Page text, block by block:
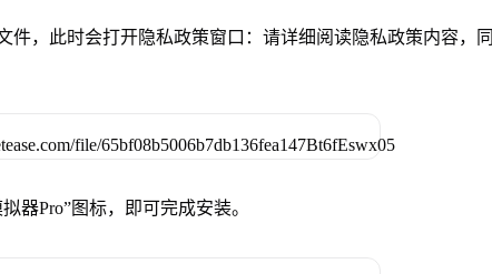
件，此时会打开隐私政策窗口：请详细阅读隐私政策内容，同
器Pro”图标，即可完成安装。